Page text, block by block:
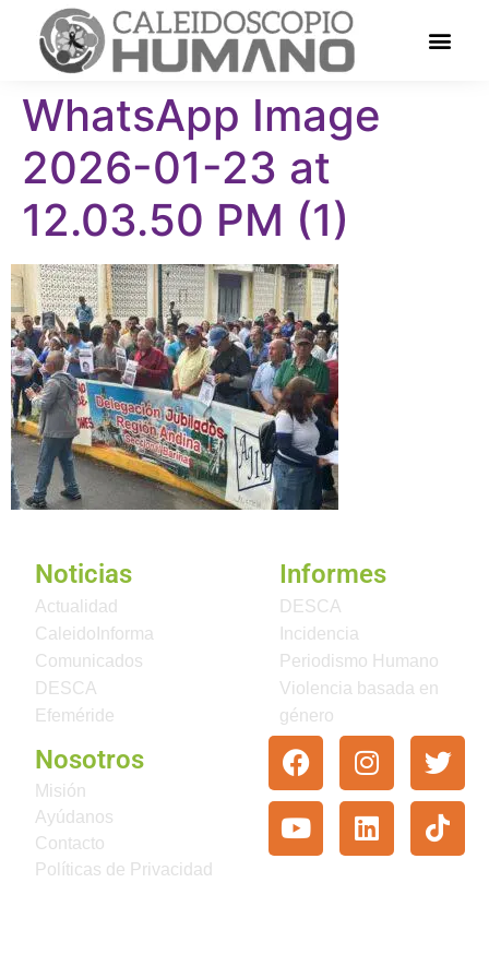
WhatsApp Image
2026-01-23 at
12.03.50 PM (1)
Noticias
Actualidad
CaleidoInforma
Comunicados
DESCA
Efeméride
Informes
DESCA
Incidencia
Periodismo Humano
Violencia basada en
género
Nosotros
Misión
Ayúdanos
Contacto
Políticas de Privacidad